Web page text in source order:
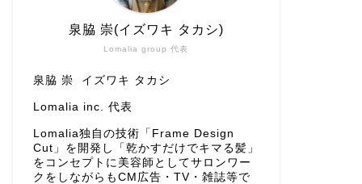
Lomalia group 代表
泉脇 崇(イズワキ タカシ)
泉脇 崇 イズワキ タカシ
Lomalia inc. 代表
Lomalia独自の技術「Frame Design
Cut」を開発し「乾かすだけでキマる髪」
をコンセプトに美容師としてサロンワー
クをしながらもCM広告・TV・雑誌等で